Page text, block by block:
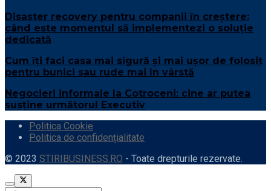
Disaster recovery pentru companii în creștere:
când este momentul să implementezi o soluție
dedicată
Cum îți faci casa mai sigură și mai ușor de folosit
pentru bunici sau rude mai în vârstă
Negocieri informale la Cotroceni: cine ar putea
susține următorul Executiv
Politica Cookie
Politica de confidențialitate
© 2023 STIRIBUSINESS.RO - Toate drepturile rezervate.